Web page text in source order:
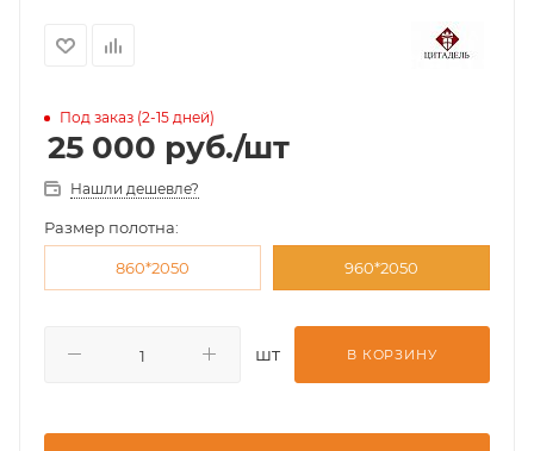
Под заказ (2-15 дней)
25 000 руб./шт
Нашли дешевле?
Размер полотна:
860*2050 960*2050
шт В КОРЗИНУ